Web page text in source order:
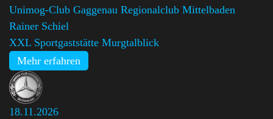
Unimog-Club Gaggenau Regionalclub Mittelbaden
Rainer Schiel
XXL Sportgaststätte Murgtalblick
Mehr erfahren
18.11.2026